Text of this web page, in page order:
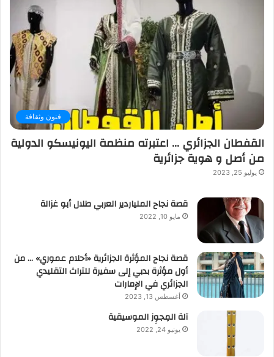
فنون وثقافة
القفطان الجزائري … اعتبرته منظمة اليونيسكو الدولية
من أصل و هوية جزائرية
يوليو 25, 2023
قصة نجاح الملياردير العربي طلال أبو غزالة
مايو 10, 2022
قصة نجاح المؤثرة الجزائرية «أحلام عموري» … من
أول مؤثرة بدبي إلى سفيرة للتراث التقليدي
الجزائري في الإمارات
أغسطس 13, 2023
آلة المِجوِز الموسيقية‎‎
يونيو 24, 2022